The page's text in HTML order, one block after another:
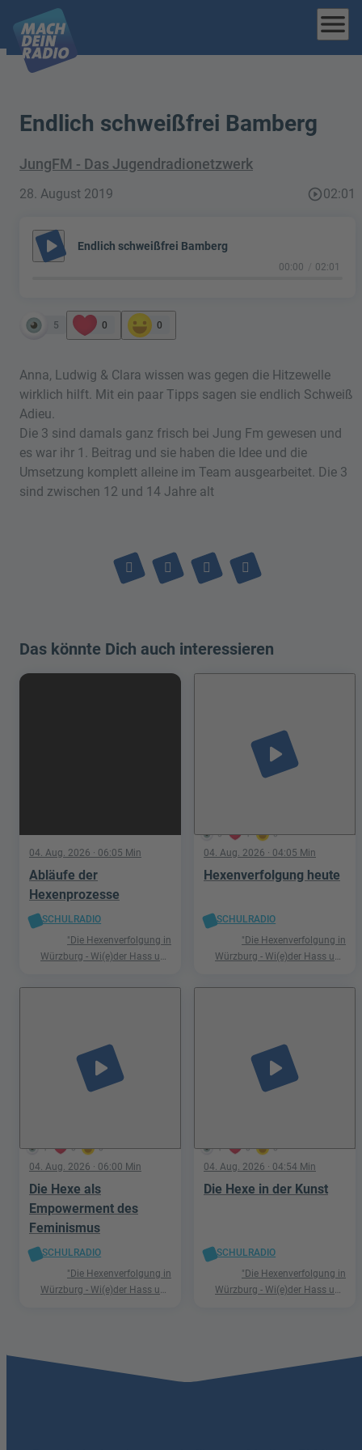
menu
Endlich schweißfrei Bamberg
JungFM - Das Jugendradionetzwerk
28. August 2019 play_circle_outline02:01
play_arrow Endlich schweißfrei Bamberg
00:00 02:01
5 0 0
Anna, Ludwig & Clara wissen was gegen die Hitzewelle
wirklich hilft. Mit ein paar Tipps sagen sie endlich Schweiß
Adieu.
Die 3 sind damals ganz frisch bei Jung Fm gewesen und
es war ihr 1. Beitrag und sie haben die Idee und die
Umsetzung komplett alleine im Team ausgearbeitet. Die 3
sind zwischen 12 und 14 Jahre alt
Das könnte Dich auch interessieren
04. Aug. 2026 · 06:05 Min
Abläufe der
Hexenprozesse
SCHULRADIO
"Die Hexenverfolgung in
Würzburg - Wi(e)der Hass und
5 1 0
play_arrow
04. Aug. 2026 · 04:05 Min
Hexenverfolgung heute
SCHULRADIO
"Die Hexenverfolgung in
Würzburg - Wi(e)der Hass und
1 0 0
play_arrow
04. Aug. 2026 · 06:00 Min
Die Hexe als
Empowerment des
Feminismus
SCHULRADIO
"Die Hexenverfolgung in
Würzburg - Wi(e)der Hass und
1 0 0
play_arrow
04. Aug. 2026 · 04:54 Min
Die Hexe in der Kunst
SCHULRADIO
"Die Hexenverfolgung in
Würzburg - Wi(e)der Hass und